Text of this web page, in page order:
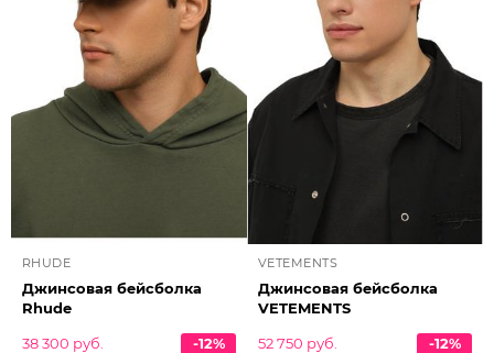
RHUDE
Джинсовая бейсболка
Rhude
38 300 руб.
-12%
VETEMENTS
Джинсовая бейсболка
VETEMENTS
52 750 руб.
-12%